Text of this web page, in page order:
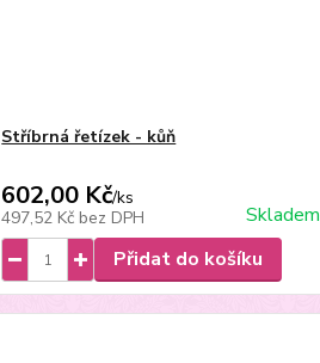
Stříbrná řetízek - kůň
602,00 Kč/ks
497,52 Kč bez DPH
Skladem
Přidat do košíku